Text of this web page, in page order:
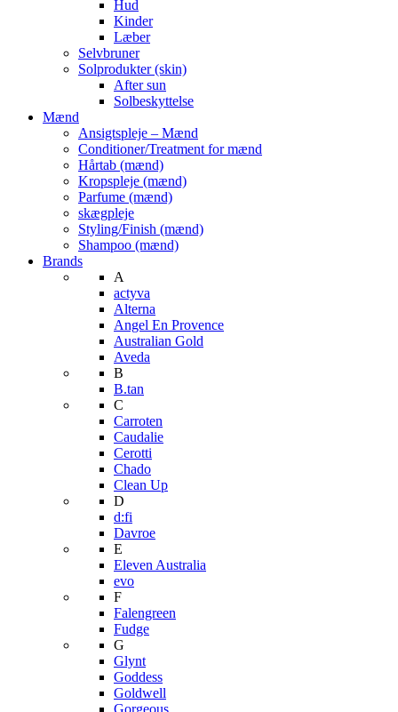
Hud
Kinder
Læber
Selvbruner
Solprodukter (skin)
After sun
Solbeskyttelse
Mænd
Ansigtspleje – Mænd
Conditioner/Treatment for mænd
Hårtab (mænd)
Kropspleje (mænd)
Parfume (mænd)
skægpleje
Styling/Finish (mænd)
Shampoo (mænd)
Brands
A
actyva
Alterna
Angel En Provence
Australian Gold
Aveda
B
B.tan
C
Carroten
Caudalie
Cerotti
Chado
Clean Up
D
d:fi
Davroe
E
Eleven Australia
evo
F
Falengreen
Fudge
G
Glynt
Goddess
Goldwell
Gorgeous